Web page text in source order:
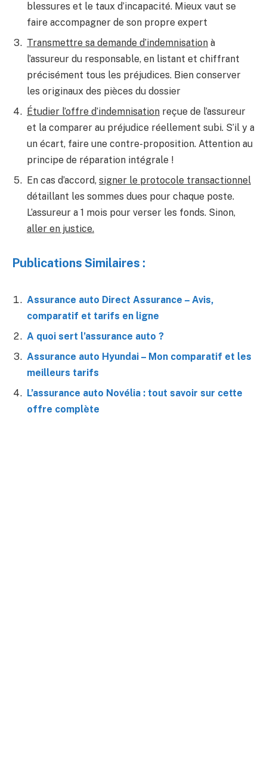
blessures et le taux d’incapacité. Mieux vaut se
faire accompagner de son propre expert
Transmettre sa demande d’indemnisation à
l’assureur du responsable, en listant et chiffrant
précisément tous les préjudices. Bien conserver
les originaux des pièces du dossier
Étudier l’offre d’indemnisation reçue de l’assureur
et la comparer au préjudice réellement subi. S’il y a
un écart, faire une contre-proposition. Attention au
principe de réparation intégrale !
En cas d’accord, signer le protocole transactionnel
détaillant les sommes dues pour chaque poste.
L’assureur a 1 mois pour verser les fonds. Sinon,
aller en justice.
Publications Similaires :
Assurance auto Direct Assurance – Avis,
comparatif et tarifs en ligne
A quoi sert l’assurance auto ?
Assurance auto Hyundai – Mon comparatif et les
meilleurs tarifs
L’assurance auto Novélia : tout savoir sur cette
offre complète